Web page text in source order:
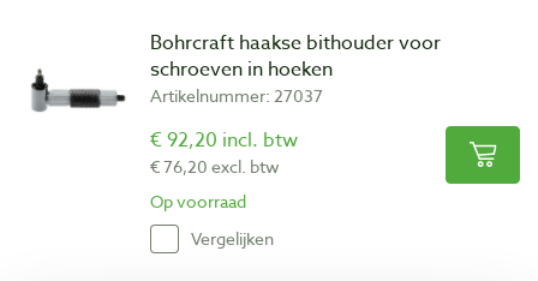
Bohrcraft haakse bithouder voor
schroeven in hoeken
Artikelnummer: 27037
€ 92,20 incl. btw
€ 76,20 excl. btw
Op voorraad
Vergelijken